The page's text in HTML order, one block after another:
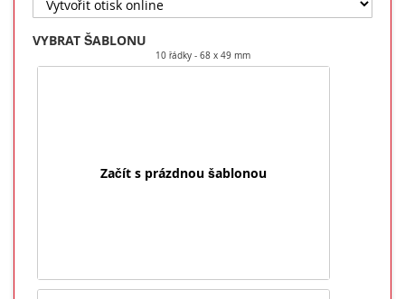
VYBRAT ŠABLONU
10 řádky 68 x 49 mm
Začít s prázdnou šablonou